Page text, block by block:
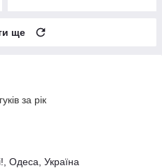
ще
за рік
Одеса, Україна